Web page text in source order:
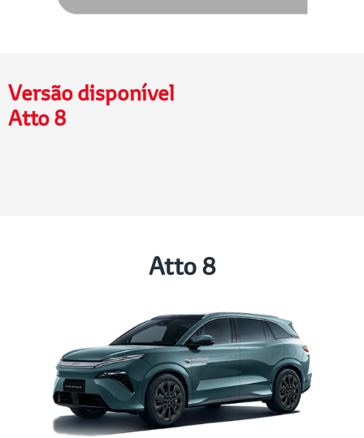
Versão disponível
Atto 8
Atto 8